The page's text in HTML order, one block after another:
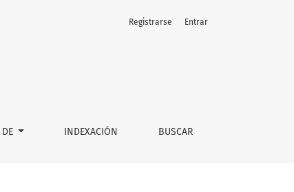
Naciones sus significados”: la edición de los
DE INDEXACIÓN BUSCAR
Registrarse Entrar